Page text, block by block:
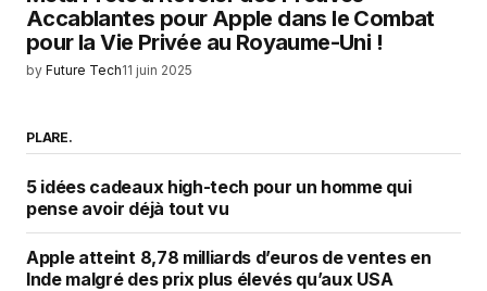
Accablantes pour Apple dans le Combat
pour la Vie Privée au Royaume-Uni !
by Future Tech11 juin 2025
PLARE.
5 idées cadeaux high-tech pour un homme qui
pense avoir déjà tout vu
Apple atteint 8,78 milliards d’euros de ventes en
Inde malgré des prix plus élevés qu’aux USA